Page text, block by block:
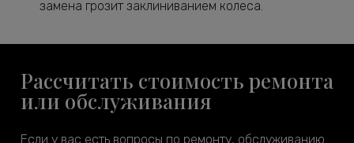
замена грозит заклиниванием колеса.
Рассчитать стоимость ремонта
или обслуживания
Если у вас есть вопросы по ремонту, обслуживанию